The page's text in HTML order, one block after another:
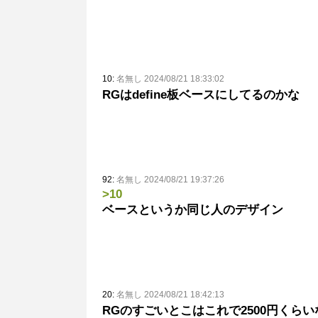
10: 名無し 2024/08/21 18:33:02
RGはdefine板ベースにしてるのかな
92: 名無し 2024/08/21 19:37:26
>10
ベースというか同じ人のデザイン
20: 名無し 2024/08/21 18:42:13
RGのすごいとこはこれで2500円くらい